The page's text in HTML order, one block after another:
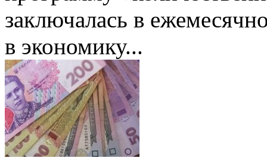
заключалась в
в экономику...